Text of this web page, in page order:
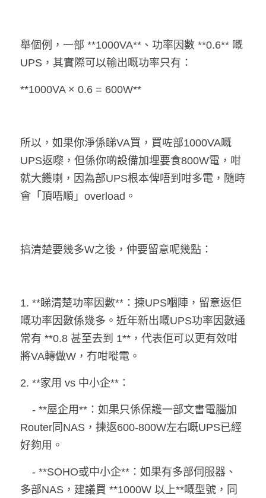
舉個例，一部 **1000VA**、功率因數 **0.6** 嘅
UPS，其實際可以輸出嘅功率只有：
**1000VA × 0.6 = 600W**
所以，如果你淨係睇VA買，買咗部1000VA嘅
UPS返嚟，但係你啲設備加埋要食800W電，咁
就大鑊喇，因為部UPS根本俾唔到咁多電，隨時
會「頂唔順」overload。
搞清楚要幾多W之後，仲要留意呢幾點：
1. **睇清楚功率因數**：揀UPS嗰陣，留意返佢
嘅功率因數係幾多。近年新出嘅UPS功率因數通
常有 **0.8 甚至去到 1**，代表佢可以更有效咁
將VA轉做W，冇咁嘥電。
2. **家用 vs 中小企**：
Router同NAS，揀返600-800W左右嘅UPS已經
好夠用。
多部NAS，建議買 **1000W 以上**嘅型號，同